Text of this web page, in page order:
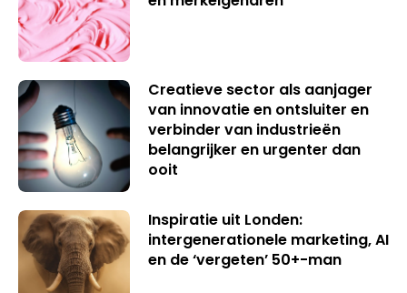
Creatieve sector als aanjager
van innovatie en ontsluiter en
verbinder van industrieën
belangrijker en urgenter dan
ooit
Inspiratie uit Londen:
intergenerationele marketing, AI
en de ‘vergeten’ 50+-man